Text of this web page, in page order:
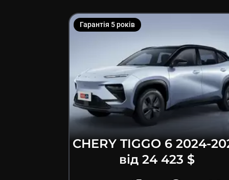
Гарантія 5 років
CHERY TIGGO 6 2024-
від 24 423 $